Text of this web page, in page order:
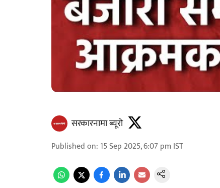
सरकारनामा ब्यूरो
Published on: 15 Sep 2025, 6:07 pm IST